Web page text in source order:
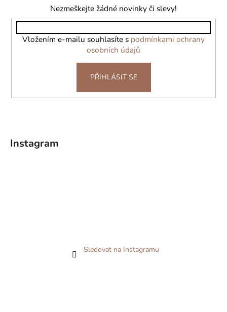
Nezmeškejte žádné novinky či slevy!
Vložením e-mailu souhlasíte s podmínkami ochrany
osobních údajů
PŘIHLÁSIT SE
Instagram
Sledovat na Instagramu